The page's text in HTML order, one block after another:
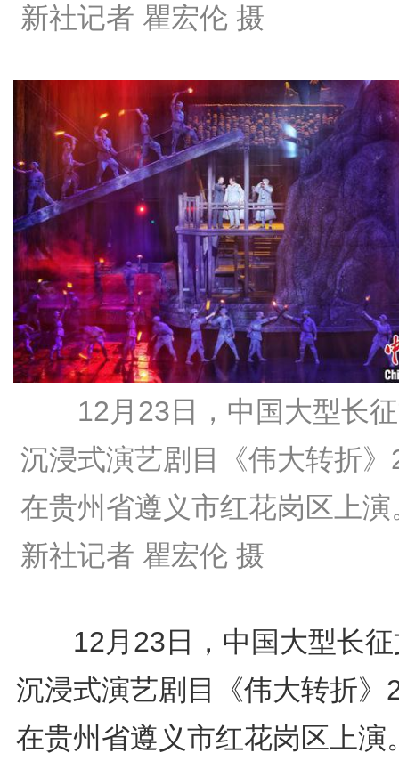
新社记者 瞿宏伦 摄
12月23日，中国大型长
沉浸式演艺剧目《伟大转折》
在贵州省遵义市红花岗区上演
新社记者 瞿宏伦 摄
12月23日，中国大型长征
沉浸式演艺剧目《伟大转折》
在贵州省遵义市红花岗区上演